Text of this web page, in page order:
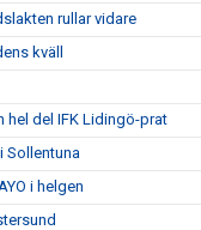
rullar vidare
kväll
hel del IFK Lidingö-prat
Sollentuna
i helgen